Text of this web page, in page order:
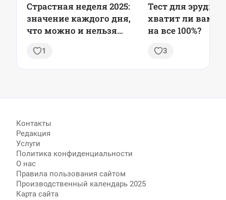
Страстная неделя 2025:
значение каждого дня,
что можно и нельзя
1
Тест для
хватит ли вам
на все 100%?
3
Контакты
Редакция
Услуги
Политика конфиденциальности
О нас
Правила пользования сайтом
Производственный календарь 2025
Карта сайта